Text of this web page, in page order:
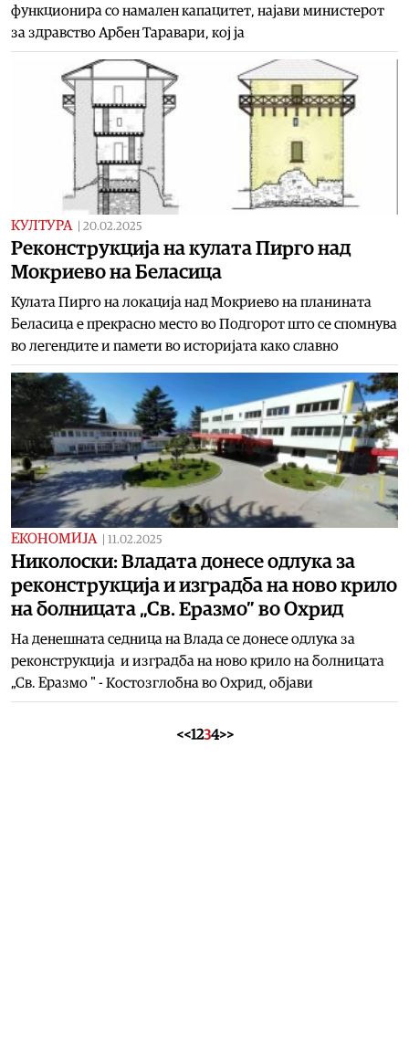
функционира со намален капацитет, најави министерот
за здравство Арбен Таравари, кој ја
КУЛТУРА 20.02.2025
Реконструкција на кулата Пирго над
Мокриево на Беласица
Кулата Пирго на локација над Мокриево на планината
Беласица е прекрасно место во Подгорот што се спомнува
во легендите и памети во историјата како славно
ЕКОНОМИЈА 11.02.2025
Николоски: Владата донесе одлука за
реконструкција и изградба на ново крило
на болницата „Св. Еразмо” во Охрид
На денешната седница на Влада се донесе одлука за
реконструкција и изградба на ново крило на болницата
„Св. Еразмо " - Костозглобна во Охрид, објави
<<1234>>